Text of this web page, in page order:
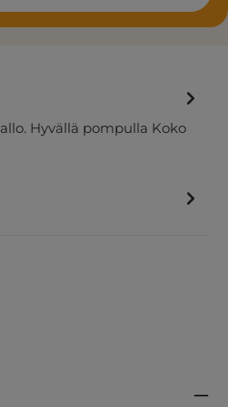
Hyvällä pompulla Koko